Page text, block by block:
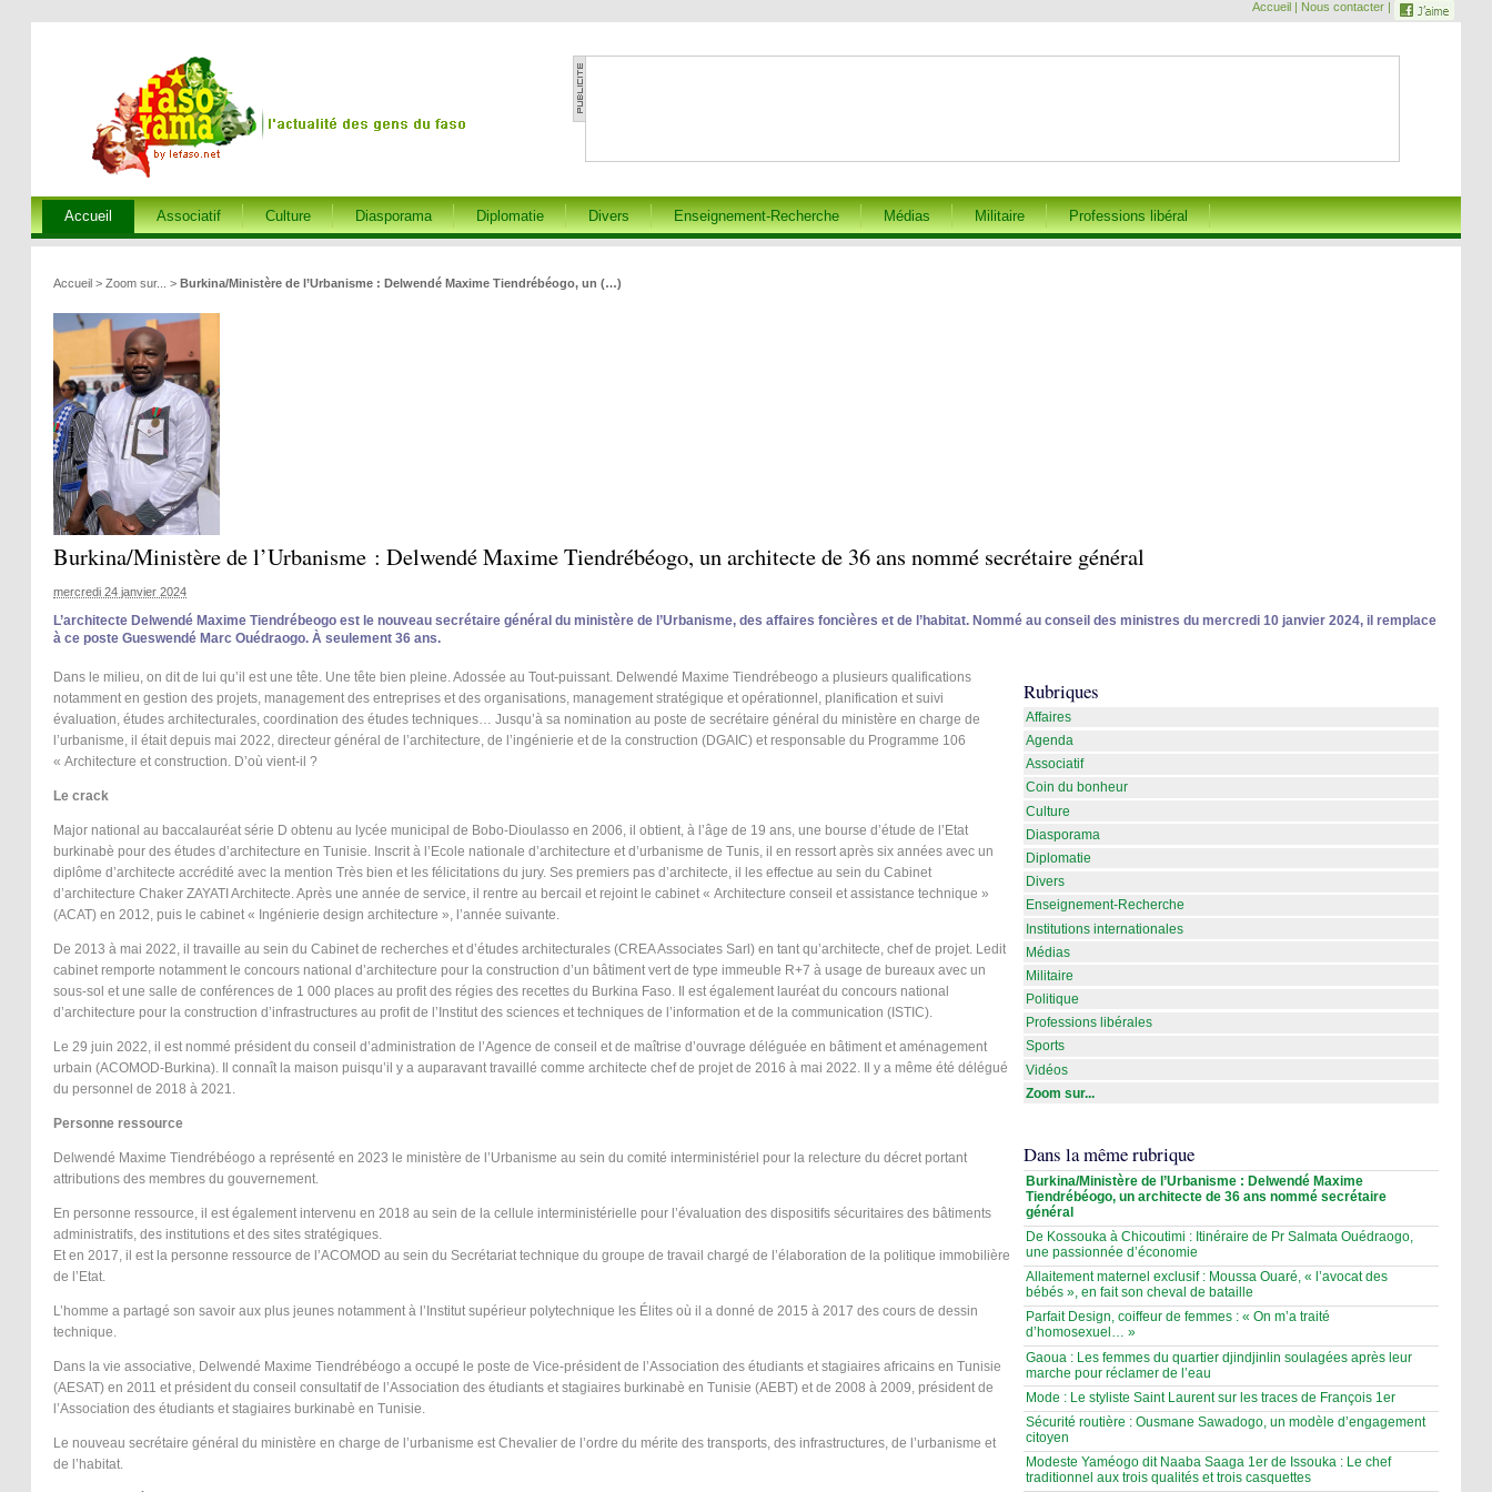
Accueil | Nous contacter |
Accueil Associatif Culture Diasporama Diplomatie Divers Enseignement-Recherche Médias Militaire Professions libéral
Accueil > Zoom sur... > Burkina/Ministère de l’Urbanisme : Delwendé Maxime Tiendrébéogo, un (…)
Burkina/Ministère de l’Urbanisme : Delwendé Maxime Tiendrébéogo, un architecte de 36 ans nommé secrétaire général
mercredi 24 janvier 2024
L’architecte Delwendé Maxime Tiendrébeogo est le nouveau secrétaire général du ministère de l’Urbanisme, des affaires foncières et de l’habitat. Nommé au conseil des ministres du mercredi 10 janvier 2024, il remplace
à ce poste Gueswendé Marc Ouédraogo. À seulement 36 ans.
Rubriques
Affaires
Agenda
Associatif
Coin du bonheur
Culture
Diasporama
Diplomatie
Divers
Enseignement-Recherche
Institutions internationales
Médias
Militaire
Politique
Professions libérales
Sports
Vidéos
Zoom sur...
Dans la même rubrique
Burkina/Ministère de l’Urbanisme : Delwendé Maxime
Tiendrébéogo, un architecte de 36 ans nommé secrétaire
général
De Kossouka à Chicoutimi : Itinéraire de Pr Salmata Ouédraogo,
une passionnée d’économie
Allaitement maternel exclusif : Moussa Ouaré, « l’avocat des
bébés », en fait son cheval de bataille
Parfait Design, coiffeur de femmes : « On m’a traité
d’homosexuel… »
Gaoua : Les femmes du quartier djindjinlin soulagées après leur
marche pour réclamer de l’eau
Mode : Le styliste Saint Laurent sur les traces de François 1er
Sécurité routière : Ousmane Sawadogo, un modèle d’engagement
citoyen
Modeste Yaméogo dit Naaba Saaga 1er de Issouka : Le chef
traditionnel aux trois qualités et trois casquettes
Dans le milieu, on dit de lui qu’il est une tête. Une tête bien pleine. Adossée au Tout-puissant. Delwendé Maxime Tiendrébeogo a plusieurs qualifications
notamment en gestion des projets, management des entreprises et des organisations, management stratégique et opérationnel, planification et suivi
évaluation, études architecturales, coordination des études techniques… Jusqu’à sa nomination au poste de secrétaire général du ministère en charge de
l’urbanisme, il était depuis mai 2022, directeur général de l’architecture, de l’ingénierie et de la construction (DGAIC) et responsable du Programme 106
« Architecture et construction. D’où vient-il ?
Le crack
Major national au baccalauréat série D obtenu au lycée municipal de Bobo-Dioulasso en 2006, il obtient, à l’âge de 19 ans, une bourse d’étude de l’Etat
burkinabè pour des études d’architecture en Tunisie. Inscrit à l’Ecole nationale d’architecture et d’urbanisme de Tunis, il en ressort après six années avec un
diplôme d’architecte accrédité avec la mention Très bien et les félicitations du jury. Ses premiers pas d’architecte, il les effectue au sein du Cabinet
d’architecture Chaker ZAYATI Architecte. Après une année de service, il rentre au bercail et rejoint le cabinet « Architecture conseil et assistance technique »
(ACAT) en 2012, puis le cabinet « Ingénierie design architecture », l’année suivante.
De 2013 à mai 2022, il travaille au sein du Cabinet de recherches et d’études architecturales (CREA Associates Sarl) en tant qu’architecte, chef de projet. Ledit
cabinet remporte notamment le concours national d’architecture pour la construction d’un bâtiment vert de type immeuble R+7 à usage de bureaux avec un
sous-sol et une salle de conférences de 1 000 places au profit des régies des recettes du Burkina Faso. Il est également lauréat du concours national
d’architecture pour la construction d’infrastructures au profit de l’Institut des sciences et techniques de l’information et de la communication (ISTIC).
Le 29 juin 2022, il est nommé président du conseil d’administration de l’Agence de conseil et de maîtrise d’ouvrage déléguée en bâtiment et aménagement
urbain (ACOMOD-Burkina). Il connaît la maison puisqu’il y a auparavant travaillé comme architecte chef de projet de 2016 à mai 2022. Il y a même été délégué
du personnel de 2018 à 2021.
Personne ressource
Delwendé Maxime Tiendrébéogo a représenté en 2023 le ministère de l’Urbanisme au sein du comité interministériel pour la relecture du décret portant
attributions des membres du gouvernement.
En personne ressource, il est également intervenu en 2018 au sein de la cellule interministérielle pour l’évaluation des dispositifs sécuritaires des bâtiments
administratifs, des institutions et des sites stratégiques.
Et en 2017, il est la personne ressource de l’ACOMOD au sein du Secrétariat technique du groupe de travail chargé de l’élaboration de la politique immobilière
de l’Etat.
L’homme a partagé son savoir aux plus jeunes notamment à l’Institut supérieur polytechnique les Élites où il a donné de 2015 à 2017 des cours de dessin
technique.
Dans la vie associative, Delwendé Maxime Tiendrébéogo a occupé le poste de Vice-président de l’Association des étudiants et stagiaires africains en Tunisie
(AESAT) en 2011 et président du conseil consultatif de l’Association des étudiants et stagiaires burkinabè en Tunisie (AEBT) et de 2008 à 2009, président de
l’Association des étudiants et stagiaires burkinabè en Tunisie.
Le nouveau secrétaire général du ministère en charge de l’urbanisme est Chevalier de l’ordre du mérite des transports, des infrastructures, de l’urbanisme et
de l’habitat.